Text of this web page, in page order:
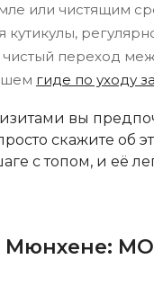
или чистящим
кутикулы,
переход
гиде по уходу
вы
скажите об
с топом, и её